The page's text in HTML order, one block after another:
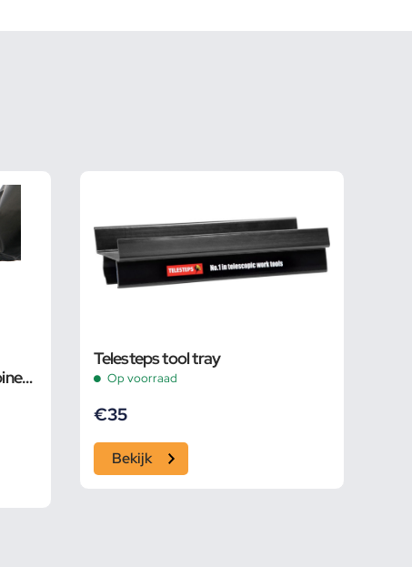
Telesteps tool tray
Op voorraad
€35
Bekijk